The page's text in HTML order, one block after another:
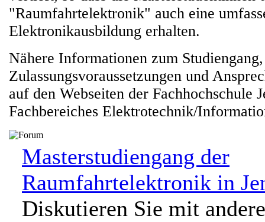
"Raumfahrtelektronik" auch eine
Elektronikausbildung erhalten.
Nähere Informationen zum
Zulassungsvoraussetzungen und
auf den Webseiten der Fachhochschule
Fachbereiches Elektrotechnik/
Masterstudiengang der
Raumfahrtelektronik in
Diskutieren Sie mit